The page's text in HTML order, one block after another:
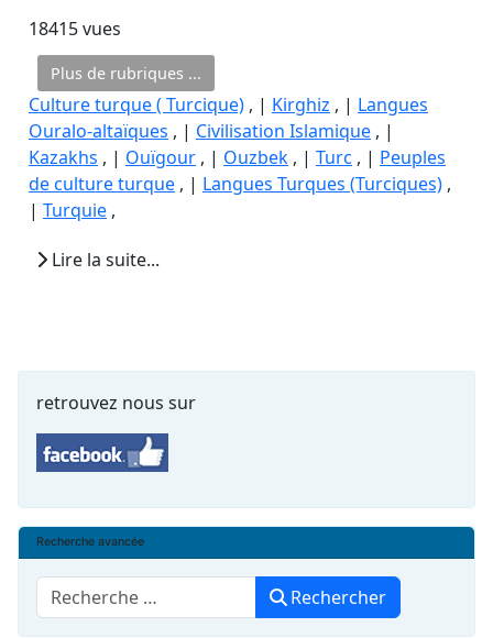
18415 vues
Plus de rubriques ...
Culture turque ( Turcique) , | Kirghiz , | Langues
Ouralo-altaïques , | Civilisation Islamique , |
Kazakhs , | Ouïgour , | Ouzbek , | Turc , | Peuples
de culture turque , | Langues Turques (Turciques) ,
| Turquie ,
Lire la suite...
retrouvez nous sur
Recherche avancée
Rechercher Rechercher